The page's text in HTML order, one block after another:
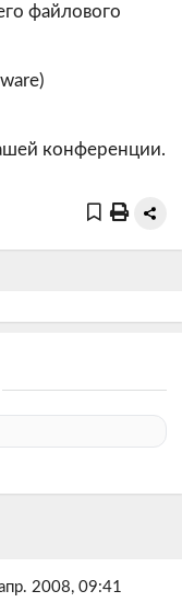
файлового
конференции.
2008, 09:41